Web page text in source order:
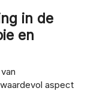
in de
en
aspect